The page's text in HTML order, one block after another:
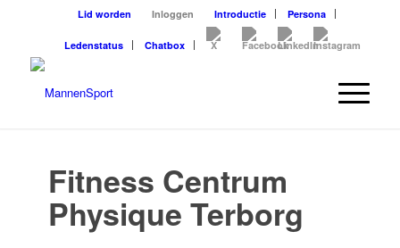
Lid worden Inloggen Introductie Persona
Ledenstatus Chatbox
Fitness Centrum
Physique Terborg